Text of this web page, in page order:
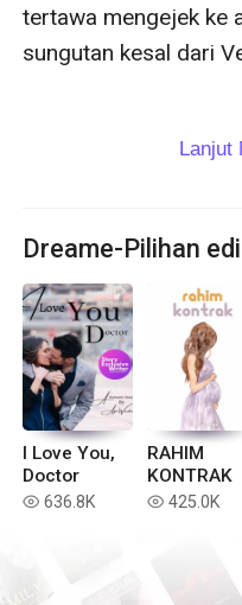
tertawa mengejek ke
sungutan kesal dari
Lanjut
Dreame-Pilihan
I Love You,
Doctor
read 636.8K
RAHIM
KONTRAK
read 425.0K